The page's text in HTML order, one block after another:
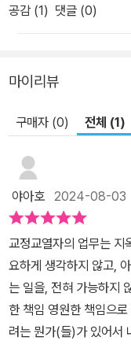
공감 (1) 댓글 (0)
마이리뷰
구매자 (0) 전체 (1)
야아호 2024-08-03
교정교열자의 업무는 지
요하게 생각하지 않고,
는 일을, 전혀 가능하지
한 책임 영원한 책임으
려는 뭔가(들)가 있어서